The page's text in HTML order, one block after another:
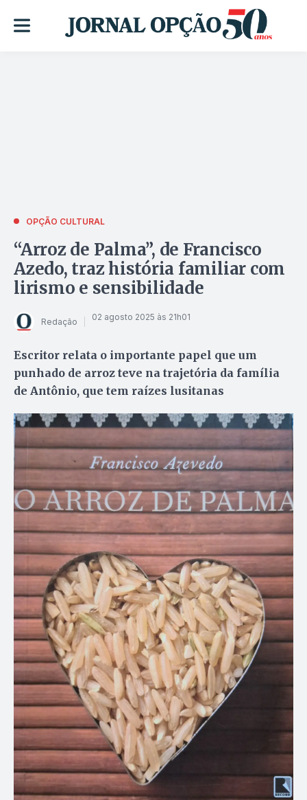
OPÇÃO CULTURAL
“Arroz de Palma”, de Francisco
Azedo, traz história familiar com
lirismo e sensibilidade
Redação 02 agosto 2025 às 21h01
Escritor relata o importante papel que um
punhado de arroz teve na trajetória da família
de Antônio, que tem raízes lusitanas